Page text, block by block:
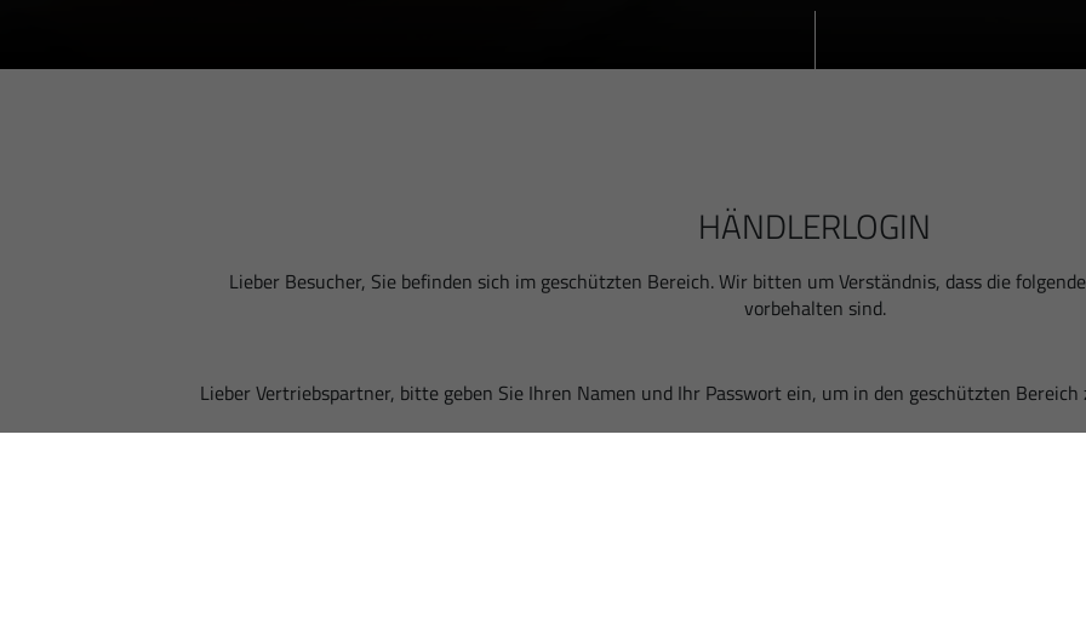
HÄNDLERLOGIN
Lieber Besucher, Sie befinden sich im geschützten Bereich. Wir bitten um Verständnis, dass die
vorbehalten sind.
Lieber Vertriebspartner, bitte geben Sie Ihren Namen und Ihr Passwort ein, um in den geschützten Bereich